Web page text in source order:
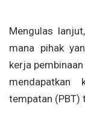
Mengulas
mana pihak
kerja
mendapatkan
tempatan (PBT)